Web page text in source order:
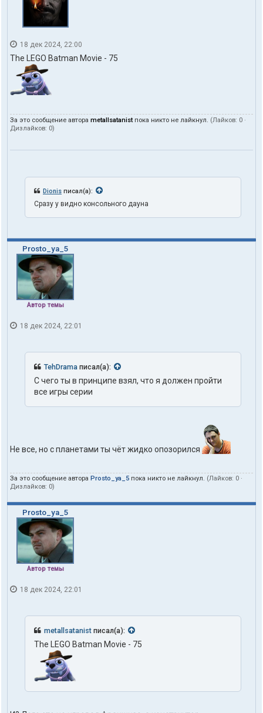
18 дек 2024, 22:00
The LEGO Batman Movie - 75
За это сообщение автора metallsatanistпока никто не лайкнул. (Лайков: 0 ·
Дизлайков: 0)
Dionis писал(а):
Сразу у видно консольного дауна
Prosto_ya_5
Автор темы
18 дек 2024, 22:01
TehDrama писал(а):
С чего ты в принципе взял, что я должен пройти
все игры серии
Не все, но с планетами ты чёт жидко опозорился
За это сообщение автора Prosto_ya_5 пока никто не лайкнул. (Лайков: 0 ·
Дизлайков: 0)
Prosto_ya_5
Автор темы
18 дек 2024, 22:01
metallsatanist писал(а):
The LEGO Batman Movie - 75